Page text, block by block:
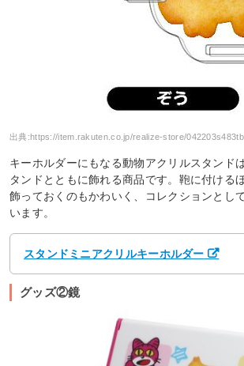
出典: https://item.rakuten.co.jp/realize-store/
キーホルダーにもなる動物アクリルスタンド
タンドとともに飾れる商品です。鞄に付ける
飾っておくのもかわいく、コレクションとし
います。
スタンドミニアクリルキーホルダー
グッズ②鏡